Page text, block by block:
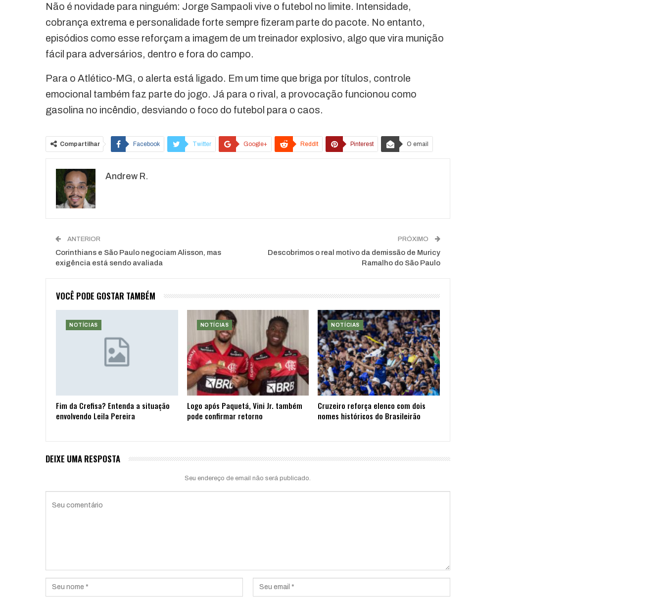
Não é novidade para ninguém: Jorge Sampaoli vive o futebol no limite. Intensidade,
cobrança extrema e personalidade forte sempre fizeram parte do pacote. No entanto,
episódios como esse reforçam a imagem de um treinador explosivo, algo que vira munição
fácil para adversários, dentro e fora do campo.
Para o Atlético-MG, o alerta está ligado. Em um time que briga por títulos, controle
emocional também faz parte do jogo. Já para o rival, a provocação funcionou como
gasolina no incêndio, desviando o foco do futebol para o caos.
Compartilhar Facebook Twitter Google+ ReddIt Pinterest O email
Andrew R.
ANTERIOR
Corinthians e São Paulo negociam Alisson, mas
exigência está sendo avaliada
PRÓXIMO
Descobrimos o real motivo da demissão de Muricy
Ramalho do São Paulo
VOCÊ PODE GOSTAR TAMBÉM
NOTÍCIAS
Fim da Crefisa? Entenda a situação
envolvendo Leila Pereira
NOTÍCIAS
Logo após Paquetá, Vini Jr. também
pode confirmar retorno
NOTÍCIAS
Cruzeiro reforça elenco com dois
nomes históricos do Brasileirão
DEIXE UMA RESPOSTA
Seu endereço de email não será publicado.